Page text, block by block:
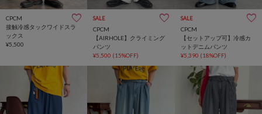
CPCM
接触冷感タックワイドスラ
ックス
¥5,500
SALE
CPCM
【AIRHOLE】クライミング
パンツ
¥5,500 (15%OFF)
SALE
CPCM
【セットアップ可】冷感カ
ットデニムパンツ
¥5,390 (18%OFF)